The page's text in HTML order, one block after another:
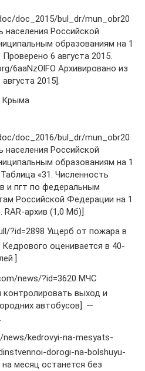
doc_2015/bul_dr/mun_obr20
населения Российской
образованиям на 1
Проверено 6 августа 2015.
6aaNzOlFO Архивировано из
2015].
Крыма
doc_2016/bul_dr/mun_obr20
населения Российской
образованиям на 1
«31. Численность
и пгт по федеральным
Российской Федерации на 1
RAR-архив (1,0 Mб)]
?id=2898 Ущерб от пожара в
оценивается в 40-
news/?id=3620 МЧС
контролировать выход и
автобусов]. —
news/kedrovyi-na-mesyats-
dorogi-na-bolshuyu-
месяц останется без